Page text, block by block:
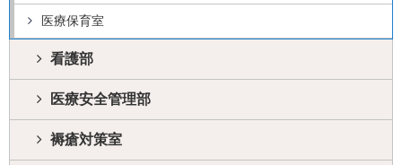
医療保育室
看護部
医療安全管理部
褥瘡対策室